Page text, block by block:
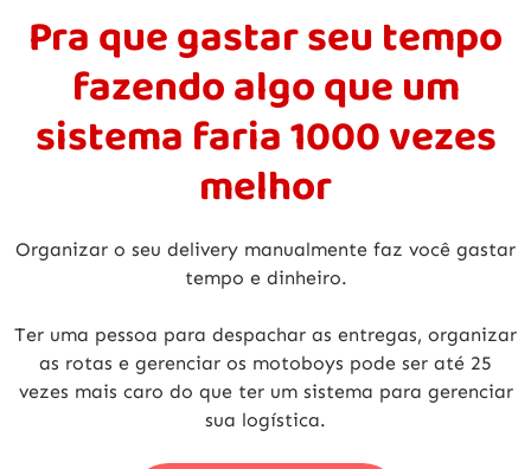
Pra que gastar seu tempo
fazendo algo que um
sistema faria 1000 vezes
melhor
Organizar o seu delivery manualmente faz você gastar
tempo e dinheiro.
Ter uma pessoa para despachar as entregas, organizar
as rotas e gerenciar os motoboys pode ser até 25
vezes mais caro do que ter um sistema para gerenciar
sua logística.